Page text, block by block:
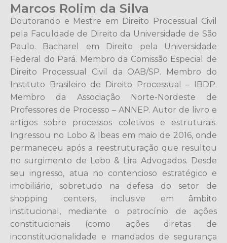
Marcos Rolim da Silva
Doutorando e Mestre em Direito Processual Civil
pela Faculdade de Direito da Universidade de São
Paulo. Bacharel em Direito pela Universidade
Federal do Pará. Membro da Comissão Especial de
Direito Processual Civil da OAB/SP. Membro do
Instituto Brasileiro de Direito Processual – IBDP.
Membro da Associação Norte-Nordeste de
Professores de Processo – ANNEP. Autor de livro e
artigos sobre processos coletivos e estruturais.
Ingressou no Lobo & Ibeas em maio de 2016, onde
permaneceu após a reestruturação que resultou
no surgimento de Lobo & Lira Advogados. Desde
seu ingresso, atua no contencioso estratégico e
imobiliário, sobretudo na defesa do setor de
shopping centers, inclusive em âmbito
institucional, mediante o patrocínio de ações
constitucionais (como ações diretas de
inconstitucionalidade e mandados de segurança